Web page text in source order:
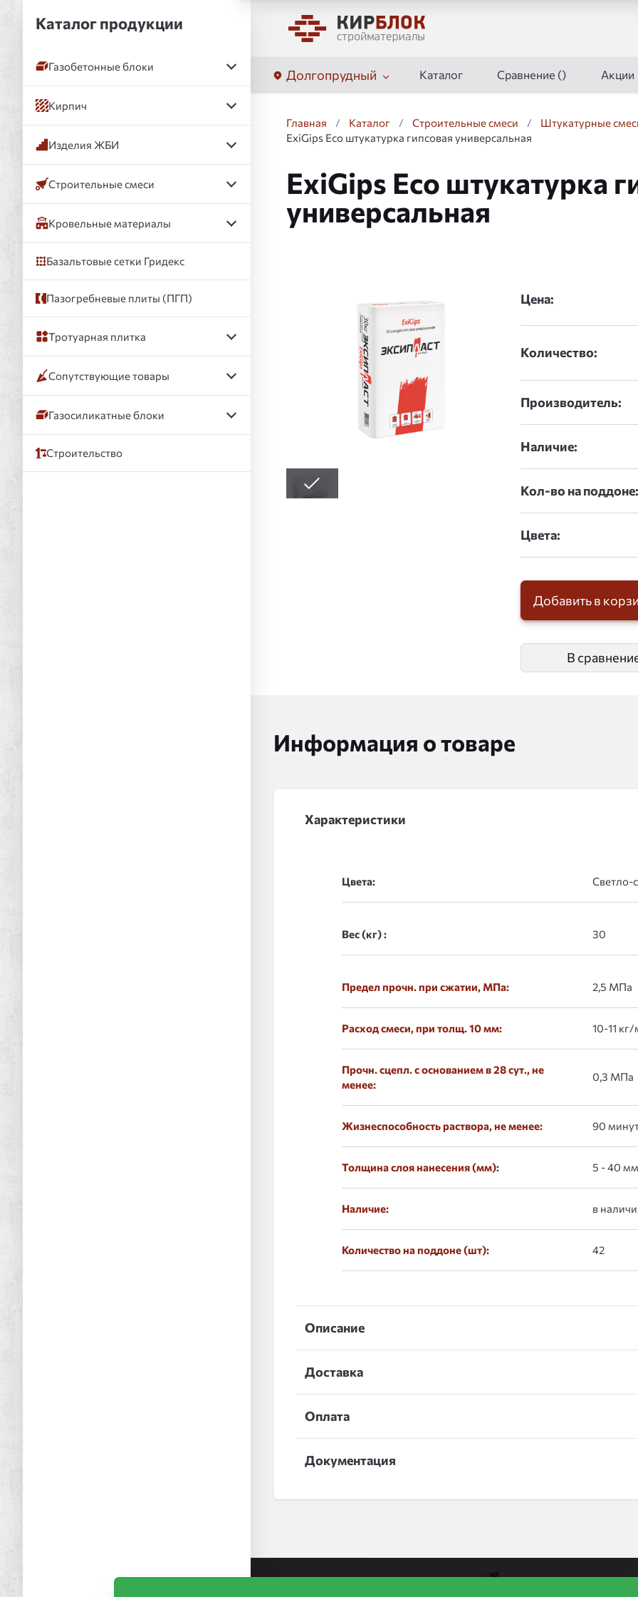
Долгопрудный Каталог Сравнение () Акции
Главная / Каталог / Строительные смеси /
Штукатурные
ExiGips Eco штукатурка гипсовая универсальная
ExiGips Eco штукатурка
универсальная
Цена:
Количество:
Производитель:
Наличие:
Кол-во на
Цвета:
Добавить в
В
Информация о товаре
Характеристики
Цвета:
Вес (кг) :
Предел прочн. при сжатии, МПа: 2,5 МПа
Расход смеси, при толщ. 10 мм: 10-11
Прочн. сцепл. с основанием в 28 сут., не
менее:
0,3 МПа
Жизнеспособность раствора, не менее: 90
Толщина слоя нанесения (мм): 5 - 40 мм
Наличие: в
Количество на поддоне (шт): 42
Описание
Доставка
Оплата
Документация
Каталог продукции
Газобетонные блоки
Кирпич
Изделия ЖБИ
Строительные смеси
Кровельные материалы
Базальтовые сетки Гридекс
Пазогребневые плиты (ПГП)
Тротуарная плитка
Сопутствующие товары
Газосиликатные блоки
Строительство